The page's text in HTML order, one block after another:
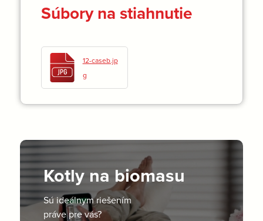
Súbory na stiahnutie
12-caseb.jp
g
Kotly na biomasu
Sú ideálnym riešením
práve pre vás?